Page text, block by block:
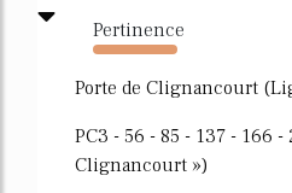
Pertinence
1987%
Porte de Clignancourt
PC3 - 56 - 85 - 137 - 166 -
Clignancourt »)